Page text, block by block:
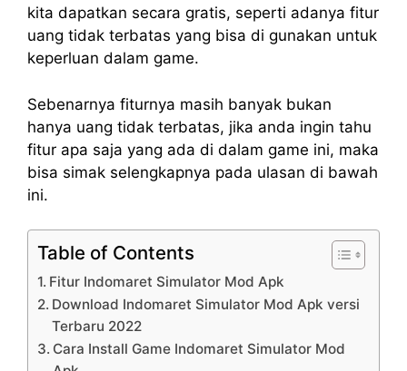
kita dapatkan secara gratis, seperti adanya fitur
uang tidak terbatas yang bisa di gunakan untuk
keperluan dalam game.
Sebenarnya fiturnya masih banyak bukan
hanya uang tidak terbatas, jika anda ingin tahu
fitur apa saja yang ada di dalam game ini, maka
bisa simak selengkapnya pada ulasan di bawah
ini.
Table of Contents
Fitur Indomaret Simulator Mod Apk
Download Indomaret Simulator Mod Apk versi
Terbaru 2022
Cara Install Game Indomaret Simulator Mod